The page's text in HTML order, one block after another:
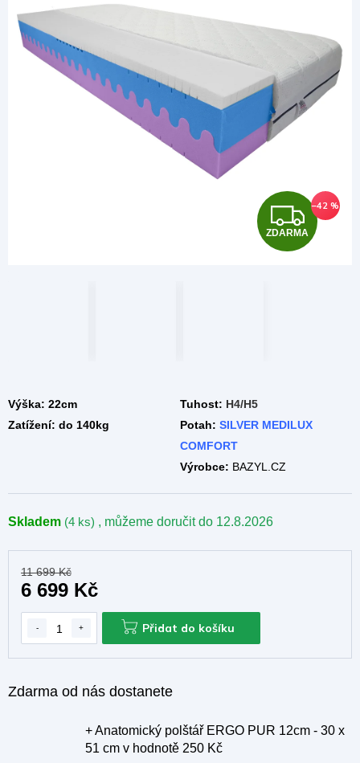
Z
D
ZDARMA
–42 %
Skladem (4 ks) , můžeme doručit do 12.8.2026
Zdarma od nás dostanete
+ Anatomický polštář ERGO PUR 12cm - 30 x
51 cm v hodnotě 250 Kč
Výška: 22cm Tuhost: H4/H5
Zatížení: do 140kg Potah: SILVER MEDILUX
COMFORT
Výrobce: BAZYL.CZ
11 699 Kč
6 699 Kč
Přidat do košíku